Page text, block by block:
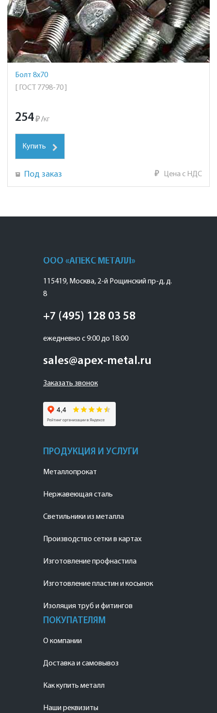
Болт 8х70
[ ГОСТ 7798-70 ]
254₽ /кг
Купить
Под заказ ₽ Цена с НДС
ООО «АПЕКС МЕТАЛЛ»
115419, Москва, 2-й Рощинский пр-д, д.
8
+7 (495) 128 03 58
ежедневно с 9:00 до 18:00
sales@apex-metal.ru
Заказать звонок
ПРОДУКЦИЯ И УСЛУГИ
Металлопрокат
Нержавеющая сталь
Светильники из металла
Производство сетки в картах
Изготовление профнастила
Изготовление пластин и косынок
Изоляция труб и фитингов
ПОКУПАТЕЛЯМ
О компании
Доставка и самовывоз
Как купить металл
Наши реквизиты